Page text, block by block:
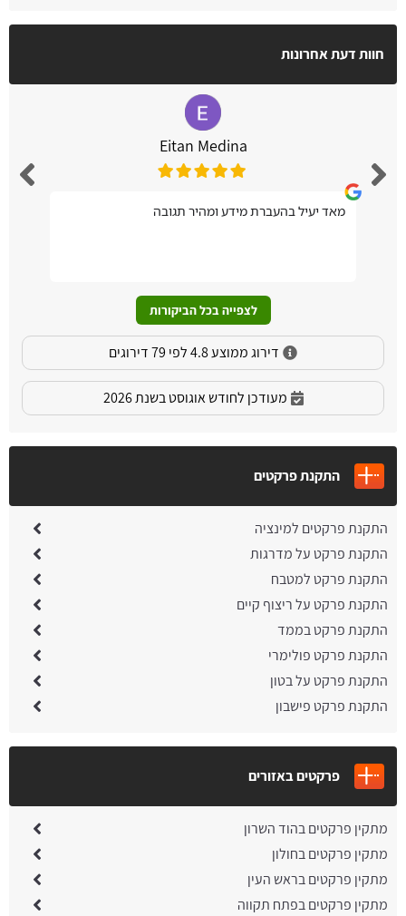
חוות דעת אחרונות
Eitan Medina
מאד יעיל בהעברת מידע ומהיר תגובה
לצפייה בכל הביקורות
דירוג ממוצע 4.8 לפי 79 דירוגים
מעודכן לחודש אוגוסט בשנת 2026
התקנת פרקטים
התקנת פרקטים למינציה
התקנת פרקט על מדרגות
התקנת פרקט למטבח
התקנת פרקט על ריצוף קיים
התקנת פרקט בממד
התקנת פרקט פולימרי
התקנת פרקט על בטון
התקנת פרקט פישבון
פרקטים באזורים
מתקין פרקטים בהוד השרון
מתקין פרקטים בחולון
מתקין פרקטים בראש העין
מתקין פרקטים בפתח תקווה